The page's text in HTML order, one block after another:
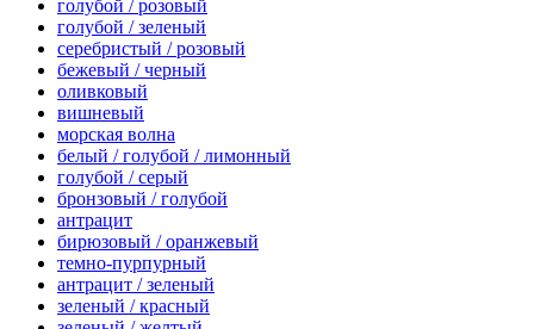
голубой / розовый
голубой / зеленый
серебристый / розовый
бежевый / черный
оливковый
вишневый
морская волна
белый / голубой / лимонный
голубой / серый
бронзовый / голубой
антрацит
бирюзовый / оранжевый
темно-пурпурный
антрацит / зеленый
зеленый / красный